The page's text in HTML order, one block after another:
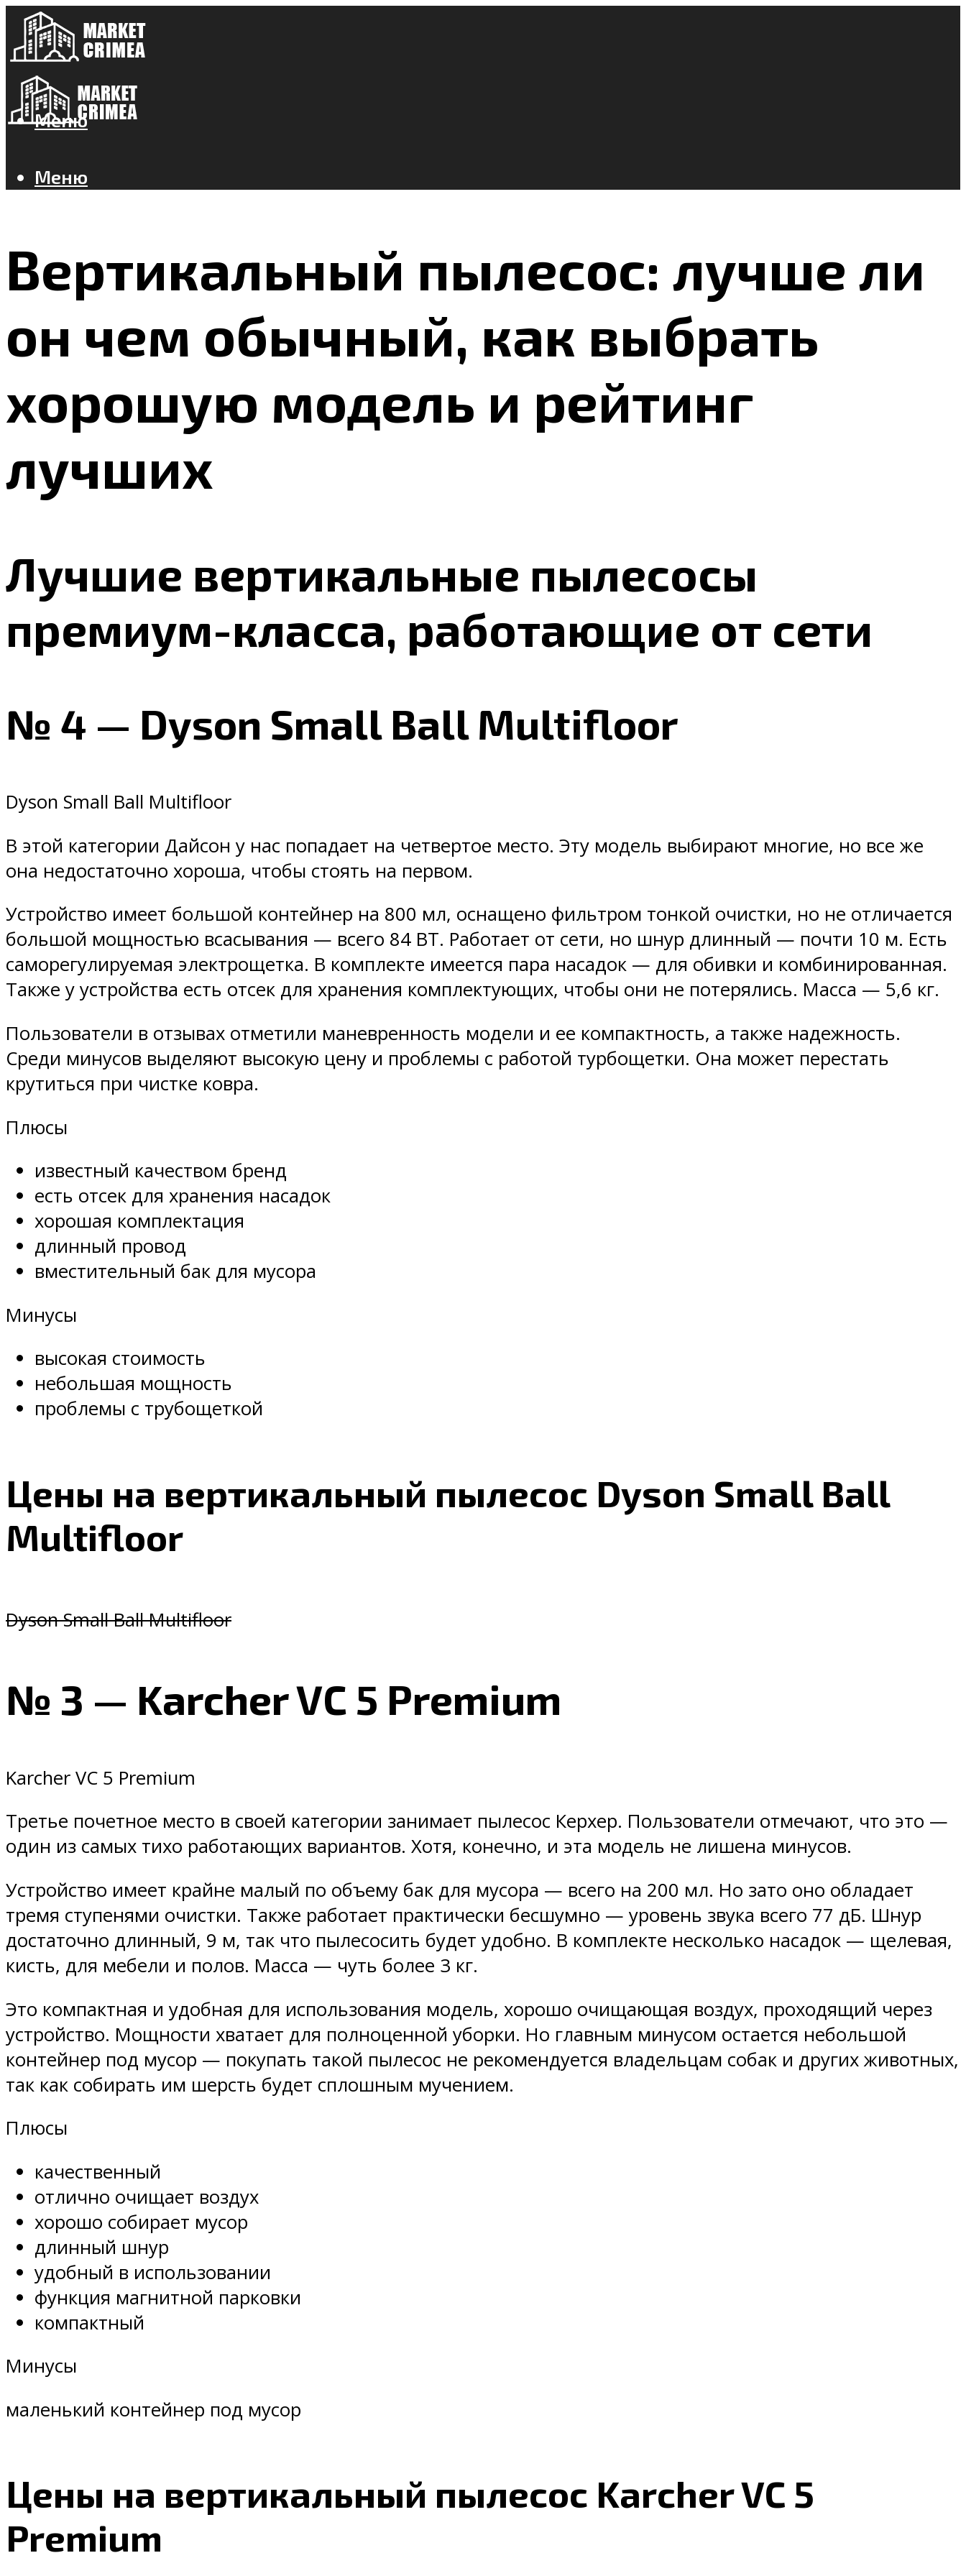
Меню
Меню
Вертикальный пылесос: лучше ли
он чем обычный, как выбрать
хорошую модель и рейтинг
лучших
Лучшие вертикальные пылесосы
премиум-класса, работающие от сети
№ 4 — Dyson Small Ball Multifloor
Dyson Small Ball Multifloor
В этой категории Дайсон у нас попадает на четвертое место. Эту модель выбирают многие, но все же
она недостаточно хороша, чтобы стоять на первом.
Устройство имеет большой контейнер на 800 мл, оснащено фильтром тонкой очистки, но не отличается
большой мощностью всасывания — всего 84 ВТ. Работает от сети, но шнур длинный — почти 10 м. Есть
саморегулируемая электрощетка. В комплекте имеется пара насадок — для обивки и комбинированная.
Также у устройства есть отсек для хранения комплектующих, чтобы они не потерялись. Масса — 5,6 кг.
Пользователи в отзывах отметили маневренность модели и ее компактность, а также надежность.
Среди минусов выделяют высокую цену и проблемы с работой турбощетки. Она может перестать
крутиться при чистке ковра.
Плюсы
известный качеством бренд
есть отсек для хранения насадок
хорошая комплектация
длинный провод
вместительный бак для мусора
Минусы
высокая стоимость
небольшая мощность
проблемы с трубощеткой
Цены на вертикальный пылесос Dyson Small Ball
Multifloor
Dyson Small Ball Multifloor
№ 3 — Karcher VC 5 Premium
Karcher VC 5 Premium
Третье почетное место в своей категории занимает пылесос Керхер. Пользователи отмечают, что это —
один из самых тихо работающих вариантов. Хотя, конечно, и эта модель не лишена минусов.
Устройство имеет крайне малый по объему бак для мусора — всего на 200 мл. Но зато оно обладает
тремя ступенями очистки. Также работает практически бесшумно — уровень звука всего 77 дБ. Шнур
достаточно длинный, 9 м, так что пылесосить будет удобно. В комплекте несколько насадок — щелевая,
кисть, для мебели и полов. Масса — чуть более 3 кг.
Это компактная и удобная для использования модель, хорошо очищающая воздух, проходящий через
устройство. Мощности хватает для полноценной уборки. Но главным минусом остается небольшой
контейнер под мусор — покупать такой пылесос не рекомендуется владельцам собак и других животных,
так как собирать им шерсть будет сплошным мучением.
Плюсы
качественный
отлично очищает воздух
хорошо собирает мусор
длинный шнур
удобный в использовании
функция магнитной парковки
компактный
Минусы
маленький контейнер под мусор
Цены на вертикальный пылесос Karcher VC 5
Premium